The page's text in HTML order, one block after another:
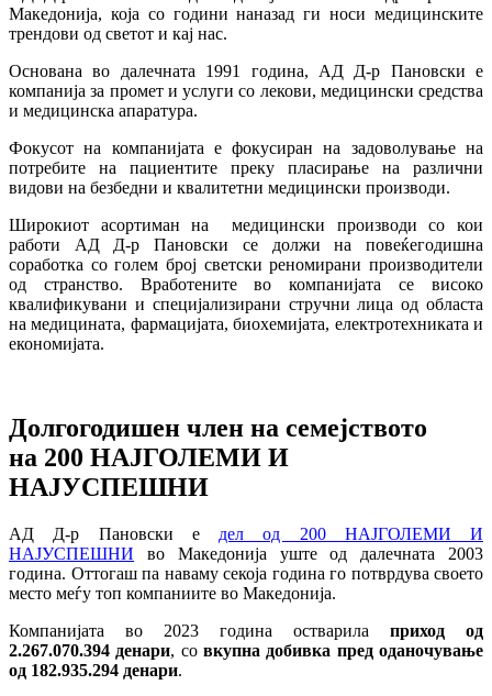
Македонија, која со години наназад ги носи медицинските
трендови од светот и кај нас.
Основана во далечната 1991 година, АД Д-р Пановски е
компанија за промет и услуги со лекови, медицински средства
и медицинска апаратура.
Фокусот на компанијата е фокусиран на задоволување на
потребите на пациентите преку пласирање на различни
видови на безбедни и квалитетни медицински производи.
Широкиот асортиман на
медицински производи со кои
работи АД Д-р Пановски се должи на повеќегодишна
соработка со голем број светски реномирани производители
од странство. Вработените во компанијата се високо
квалификувани и специјализирани стручни лица од областа
на медицината, фармацијата, биохемијата, електротехниката и
економијата.
Долгогодишен член на семејството
на 200 НАЈГОЛЕМИ И
НАЈУСПЕШНИ
АД Д-р Пановски е дел од 200 НАЈГОЛЕМИ И
НАЈУСПЕШНИ во Македонија уште од далечната 2003
година. Оттогаш па наваму секоја година го потврдува своето
место меѓу топ компаниите во Македонија.
Компанијата во 2023 година остварила приход од
2.267.070.394 денари, совкупна добивка пред оданочување
од 182.935.294 денари.